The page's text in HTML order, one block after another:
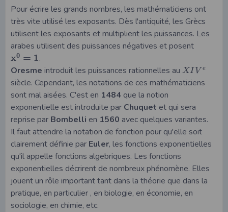
Pour écrire les grands nombres, les mathématiciens ont
très vite utilisé les exposants. Dès l'antiquité, les Grècs
utilisent les exposants et multiplient les puissances. Les
arabes utilisent des puissances négatives et posent
x0 = 1.
Oresme introduit les puissances rationnelles au XI V e
siècle. Cependant, les notations de ces mathématiciens
sont mal aisées. C'est en 1484 que la notion
exponentielle est introduite par Chuquet et qui sera
reprise par Bombelli en 1560 avec quelques variantes.
Il faut attendre la notation de fonction pour qu'elle soit
clairement définie par Euler, les fonctions exponentielles
qu'il appelle fonctions algebriques. Les fonctions
exponentielles décrirent de nombreux phénomène. Elles
jouent un rôle important tant dans la théorie que dans la
pratique, en particulier , en biologie, en économie, en
sociologie, en chimie, etc.